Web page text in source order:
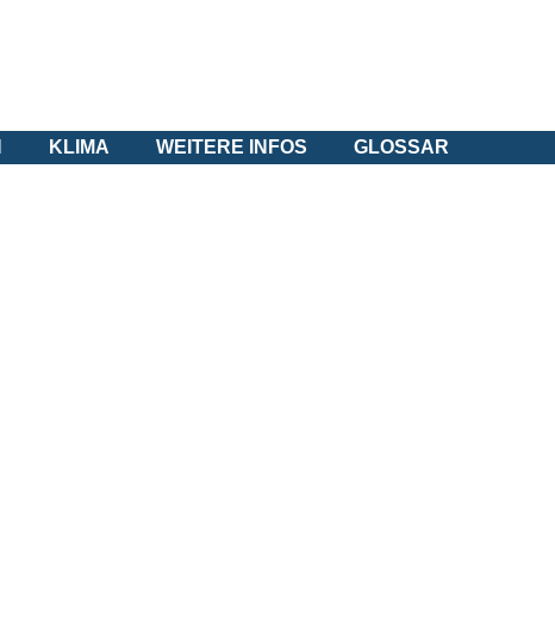
KLIMA WEITERE INFOS GLOSSAR